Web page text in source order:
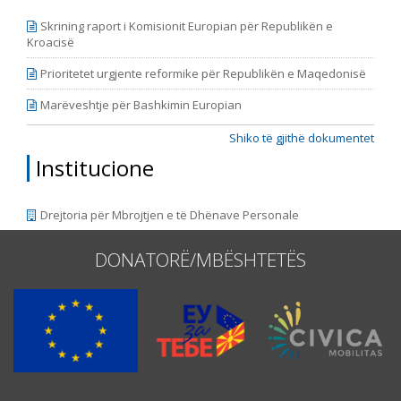
mënyrë që korrespondoj me ciklin e ri të raporteve t
Skrining raport i Komisionit Europian për Republikën e
Kroacisë
Prioritetet urgjente reformike për Republikën e Maqedonisë
Marëveshtje për Bashkimin Europian
Shiko të gjithë dokumentet
Institucione
Drejtoria për Mbrojtjen e të Dhënave Personale
DONATORË/MBËSHTETËS